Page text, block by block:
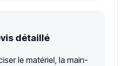
détaillé
le matériel, la main-